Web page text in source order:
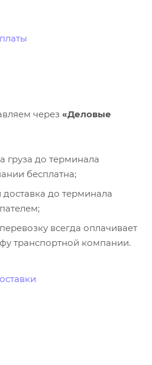
через «Деловые
груза до терминала
бесплатна;
до терминала
всегда оплачивает
транспортной компании.